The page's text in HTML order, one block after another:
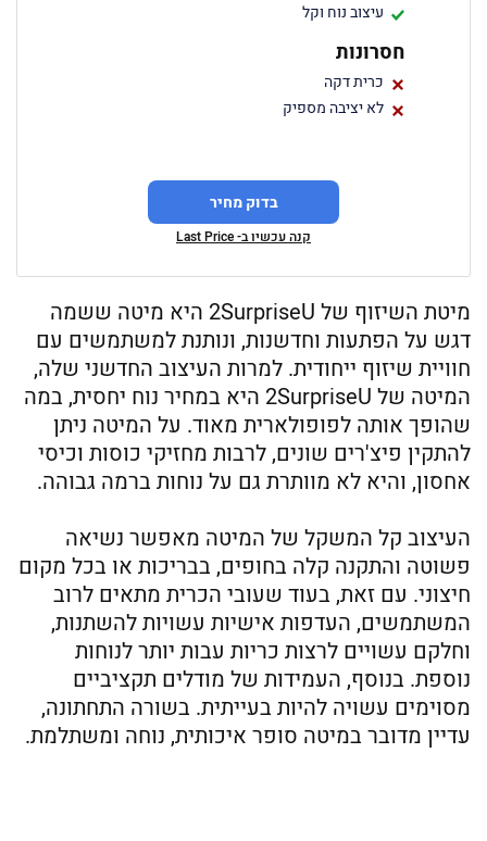
עיצוב נוח וקל
חסרונות
כרית דקה
לא יציבה מספיק
בדוק מחיר
קנה עכשיו ב- Last Price
מיטת השיזוף של 2SurpriseU היא מיטה ששמה
דגש על הפתעות וחדשנות, ונותנת למשתמשים עם
חוויית שיזוף ייחודית. למרות העיצוב החדשני שלה,
המיטה של 2SurpriseU היא במחיר נוח יחסית, במה
שהופך אותה לפופולארית מאוד. על המיטה ניתן
להתקין פיצ'רים שונים, לרבות מחזיקי כוסות וכיסי
אחסון, והיא לא מוותרת גם על נוחות ברמה גבוהה.
העיצוב קל המשקל של המיטה מאפשר נשיאה
פשוטה והתקנה קלה בחופים, בבריכות או בכל מקום
חיצוני. עם זאת, בעוד שעובי הכרית מתאים לרוב
המשתמשים, העדפות אישיות עשויות להשתנות,
וחלקם עשויים לרצות כריות עבות יותר לנוחות
נוספת. בנוסף, העמידות של מודלים תקציביים
מסוימים עשויה להיות בעייתית. בשורה התחתונה,
עדיין מדובר במיטה סופר איכותית, נוחה ומשתלמת.